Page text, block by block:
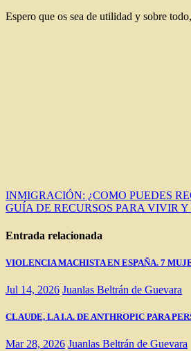
Espero que os sea de utilidad y sobre
Navegación
de
entradas
INMIGRACIÓN: ¿COMO PUEDES
GUÍA DE RECURSOS PARA VIVIR
Entrada relacionada
VIOLENCIA MACHISTA EN ESPAÑA. 7
Jul 14, 2026 Juanlas Beltrán de Guevara
CLAUDE, LA I.A. DE ANTHROPIC PARA
Mar 28, 2026 Juanlas Beltrán de Guevara